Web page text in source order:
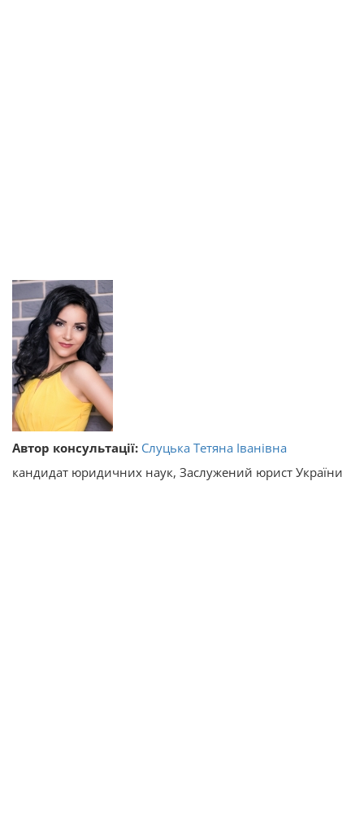
Автор консультації: Слуцька Тетяна Іванівна
кандидат юридичних наук, Заслужений юрист України